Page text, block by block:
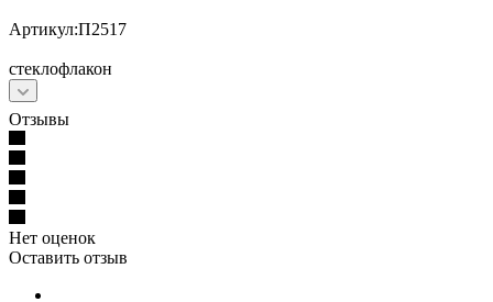
Артикул:П2517
стеклофлакон
Отзывы
Нет оценок
Оставить отзыв